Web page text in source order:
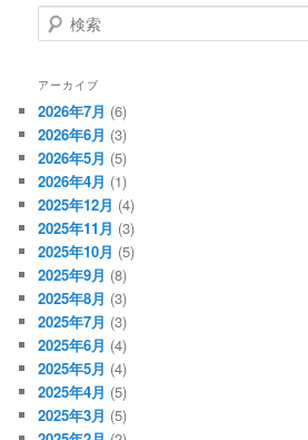
検
索
アーカイブ
2026年7月 (6)
2026年6月 (3)
2026年5月 (5)
2026年4月 (1)
2025年12月 (4)
2025年11月 (3)
2025年10月 (5)
2025年9月 (8)
2025年8月 (3)
2025年7月 (3)
2025年6月 (4)
2025年5月 (4)
2025年4月 (5)
2025年3月 (5)